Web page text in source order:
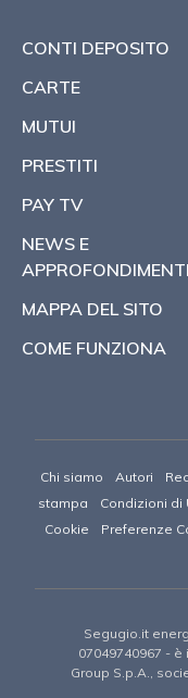
CONTI DEPOSITO
CARTE
MUTUI
PRESTITI
PAY TV
NEWS E
APPROFONDIMENTI
MAPPA DEL SITO
COME FUNZIONA
Chi siamo Autori
stampa
Condizioni di
Cookie
Preferenze
Segugio.it
07049740967 - è
Group S.p.A.,